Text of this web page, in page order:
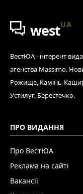
westUA
ВестЮА - інтерент
агенства Massimo.
Рожище, Камінь-
Устилуг, Берестечко.
ПРО ВИДАННЯ
Про ВестЮА
Реклама на сайті
Вакансії